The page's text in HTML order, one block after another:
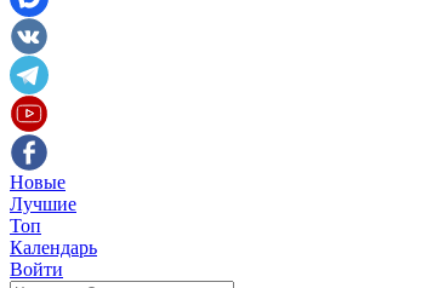
Новые
Лучшие
Топ
Календарь
Войти